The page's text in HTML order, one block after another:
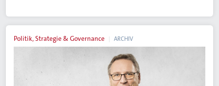
Politik, Strategie & Governance ARCHIV